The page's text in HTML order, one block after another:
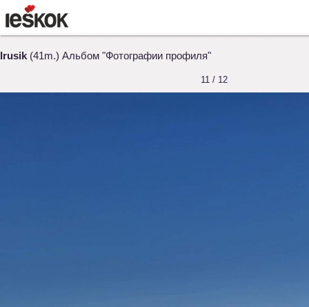
Irusik (41m.) Альбом "Фотографии профиля"
11 / 12